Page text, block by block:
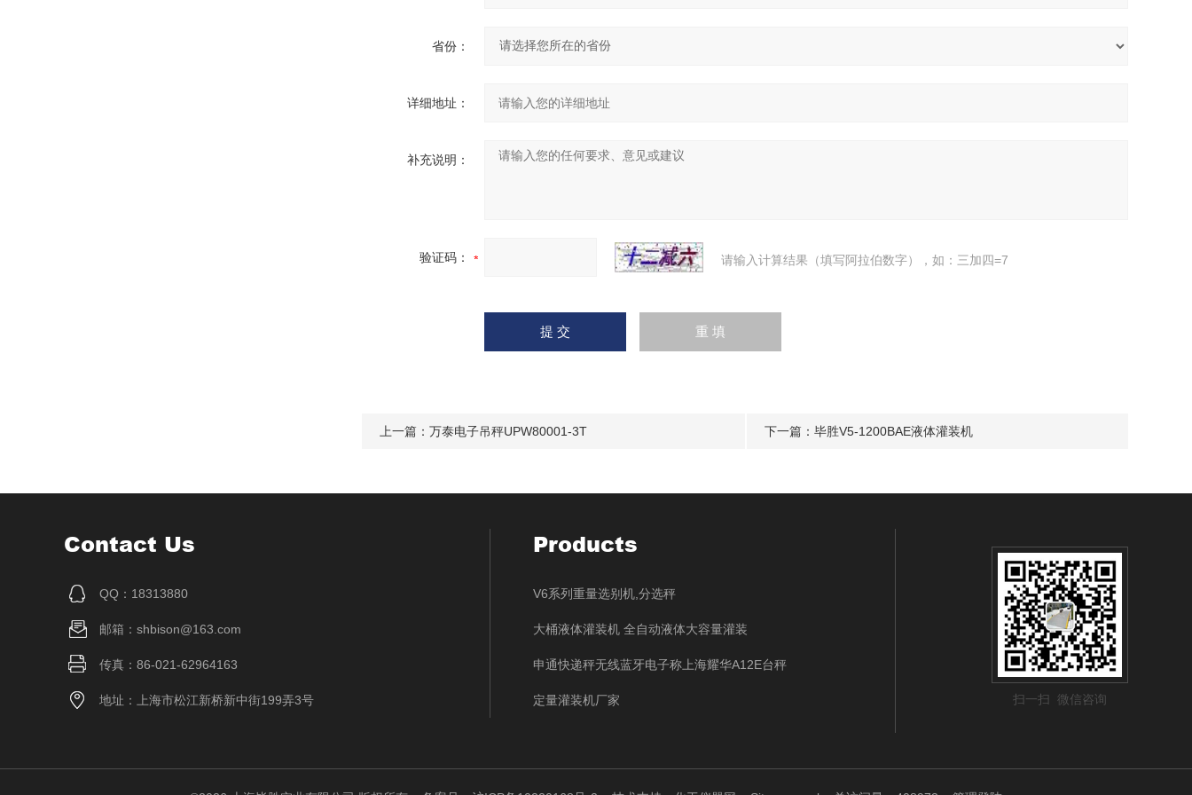
省份：
详细地址：
补充说明：
验证码： 请输入计算结果（填写阿拉伯数字），如：三加四=7
上一篇： 万泰电子吊秤UPW80001-3T 下一篇： 毕胜V5-1200BAE液体灌装机
Contact Us
QQ：18313880
邮箱：shbison@163.com
传真：86-021-62964163
地址：上海市松江新桥新中街199弄3号
Products
V6系列重量选别机,分选秤
大桶液体灌装机 全自动液体大容量灌装
申通快递秤无线蓝牙电子称上海耀华A12E台秤
定量灌装机厂家 扫一扫 微信咨询